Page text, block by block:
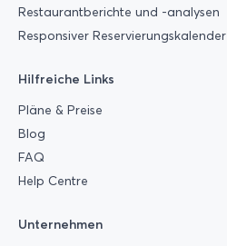
Restaurantberichte und -analysen
Responsiver Reservierungskalender
Hilfreiche Links
Pläne & Preise
Blog
FAQ
Help Centre
Unternehmen